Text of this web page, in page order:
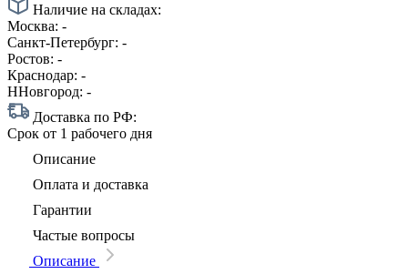
Наличие на складах:
Москва: -
Санкт-Петербург: -
Ростов: -
Краснодар: -
ННовгород: -
Доставка по РФ:
Срок от 1 рабочего дня
Описание
Оплата и доставка
Гарантии
Частые вопросы
Описание